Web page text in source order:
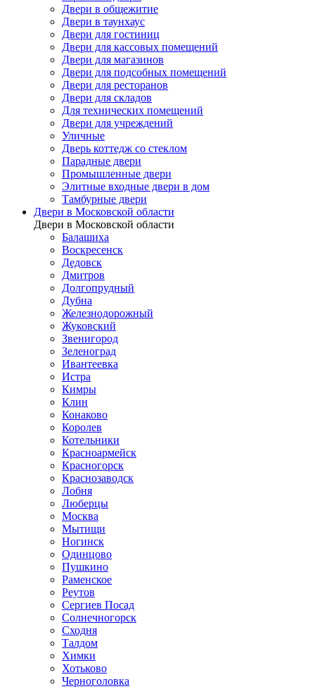
Двери в общежитие
Двери в таунхаус
Двери для гостиниц
Двери для кассовых помещений
Двери для магазинов
Двери для подсобных помещений
Двери для ресторанов
Двери для складов
Для технических помещений
Двери для учреждений
Уличные
Дверь коттедж со стеклом
Парадные двери
Промышленные двери
Элитные входные двери в дом
Тамбурные двери
Двери в Московской области
Двери в Московской области
Балашиха
Воскресенск
Дедовск
Дмитров
Долгопрудный
Дубна
Железнодорожный
Жуковский
Звенигород
Зеленоград
Ивантеевка
Истра
Кимры
Клин
Конаково
Королев
Котельники
Красноармейск
Красногорск
Краснозаводск
Лобня
Люберцы
Москва
Мытищи
Ногинск
Одинцово
Пушкино
Раменское
Реутов
Сергиев Посад
Солнечногорск
Сходня
Талдом
Химки
Хотьково
Черноголовка